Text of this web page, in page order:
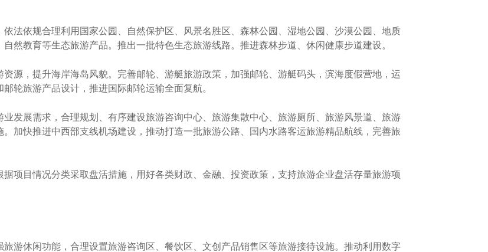
依规合理利用国家公园、自然保护区、风景名胜区、森林公园、湿地公园、沙漠公园、地质
然教育等生态旅游产品。推出一批特色生态旅游线路。推进森林步道、休闲健康步道建设。
，提升海岸海岛风貌。完善邮轮、游艇旅游政策，加强邮轮、游艇码头，滨海度假营地，运
轮旅游产品设计，推进国际邮轮运输全面复航。
展需求，合理规划、有序建设旅游咨询中心、旅游集散中心、旅游厕所、旅游风景道、旅游
加快推进中西部支线机场建设，推动打造一批旅游公路、国内水路客运旅游精品航线，完善旅
目情况分类采取盘活措施，用好各类财政、金融、投资政策，支持旅游企业盘活存量旅游项
休闲功能，合理设置旅游咨询区、餐饮区、文创产品销售区等旅游接待设施。推动利用数字